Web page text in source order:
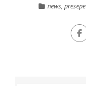
news,presepe